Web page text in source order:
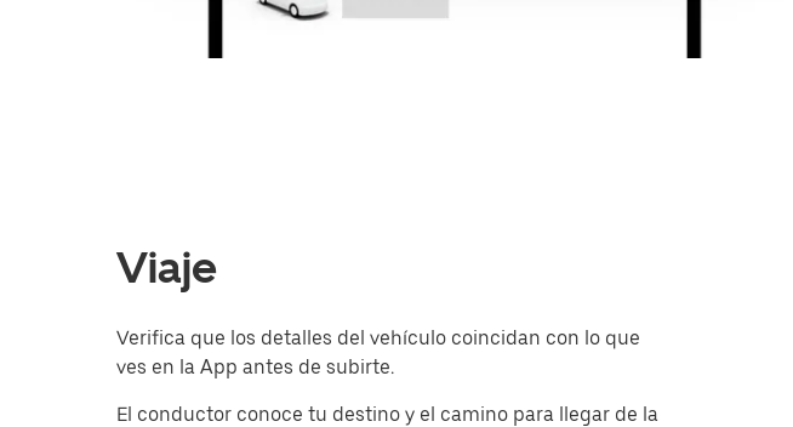
Viaje
Verifica que los detalles del vehículo coincidan con lo que
ves en la App antes de subirte.
El conductor conoce tu destino y el camino para llegar de la